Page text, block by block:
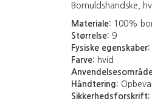
Bomuldshandske,
Materiale: 100%
Størrelse: 9
Fysiske egenskaber:
Farve: hvid
Håndtering:
Sikkerhedsforskrift: